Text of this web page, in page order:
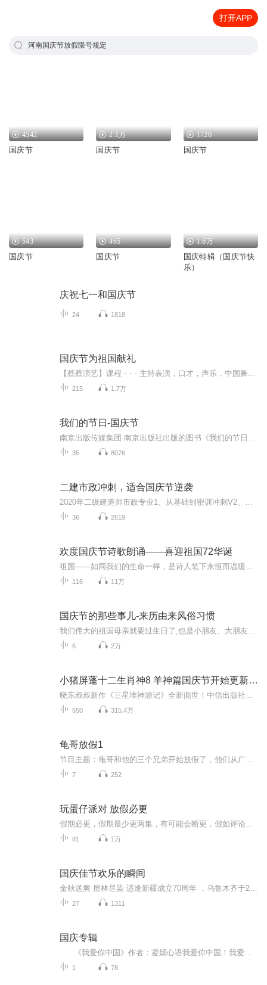
打开APP
河南国庆节放假限号规定
4542
国庆节
2.1万
国庆节
1726
国庆节
543
国庆节
465
国庆节
1.6万
国庆特辑（国庆节快
乐）
庆祝七一和国庆节
24 1818
国庆节为祖国献礼
215 1.7万
我们的节日-国庆节
35 8076
二建市政冲刺，适合国庆节逆袭
36 2619
欢度国庆节诗歌朗诵——喜迎祖国72华诞
116 11万
国庆节的那些事儿-来历由来风俗习惯
6 2万
小猪屏蓬十二生肖神8 羊神篇国庆节开始更新啦！
550 315.4万
龟哥放假1
7 252
玩蛋仔派对 放假必更
81 1万
国庆佳节欢乐的瞬间
27 1311
国庆专辑
1 78